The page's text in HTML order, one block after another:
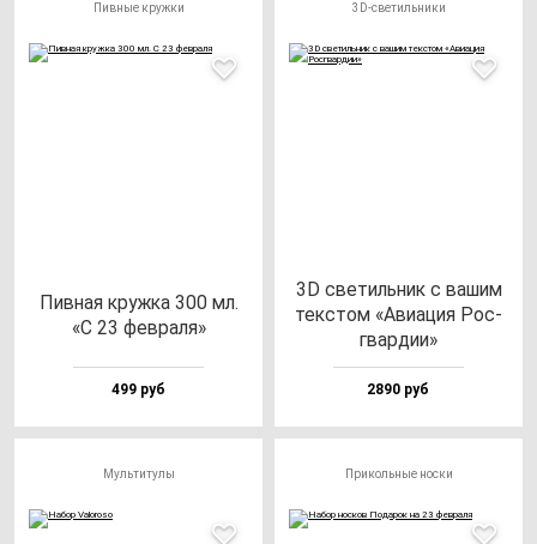
Пивные кружки
Пив­ная круж­ка 300 мл.
«С 23 фев­ра­ля»
499 руб
3D-светильники
3D све­тиль­ник с ва­шим
тек­стом «Ави­ация Рос­
гвар­дии»
2890 руб
Мультитулы Прикольные носки